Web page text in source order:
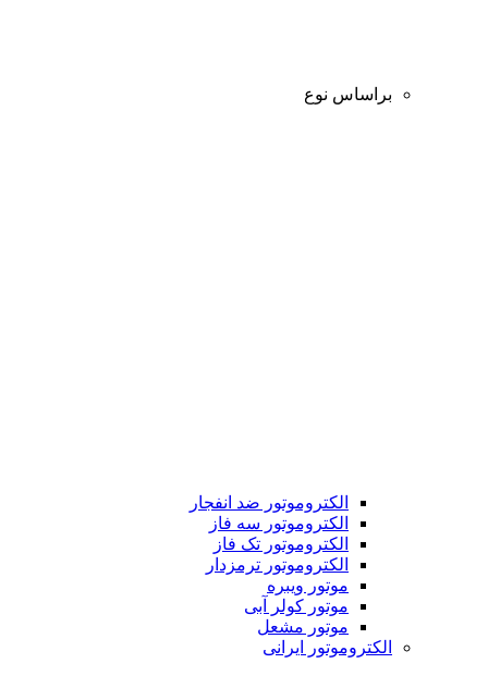
براساس نوع
الکتروموتور ضد انفجار
الکتروموتور سه فاز
الکتروموتور تک فاز
الکتروموتور ترمزدار
موتور ویبره
موتور کولر آبی
موتور مشعل
الکتروموتور ایرانی